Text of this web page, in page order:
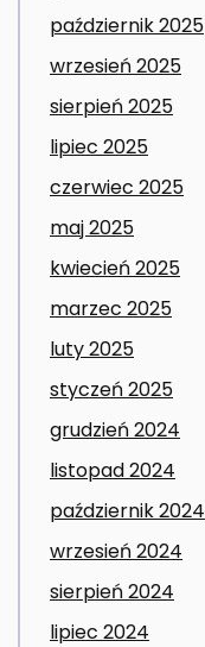
październik 2025
wrzesień 2025
sierpień 2025
lipiec 2025
czerwiec 2025
maj 2025
kwiecień 2025
marzec 2025
luty 2025
styczeń 2025
grudzień 2024
listopad 2024
październik 2024
wrzesień 2024
sierpień 2024
lipiec 2024